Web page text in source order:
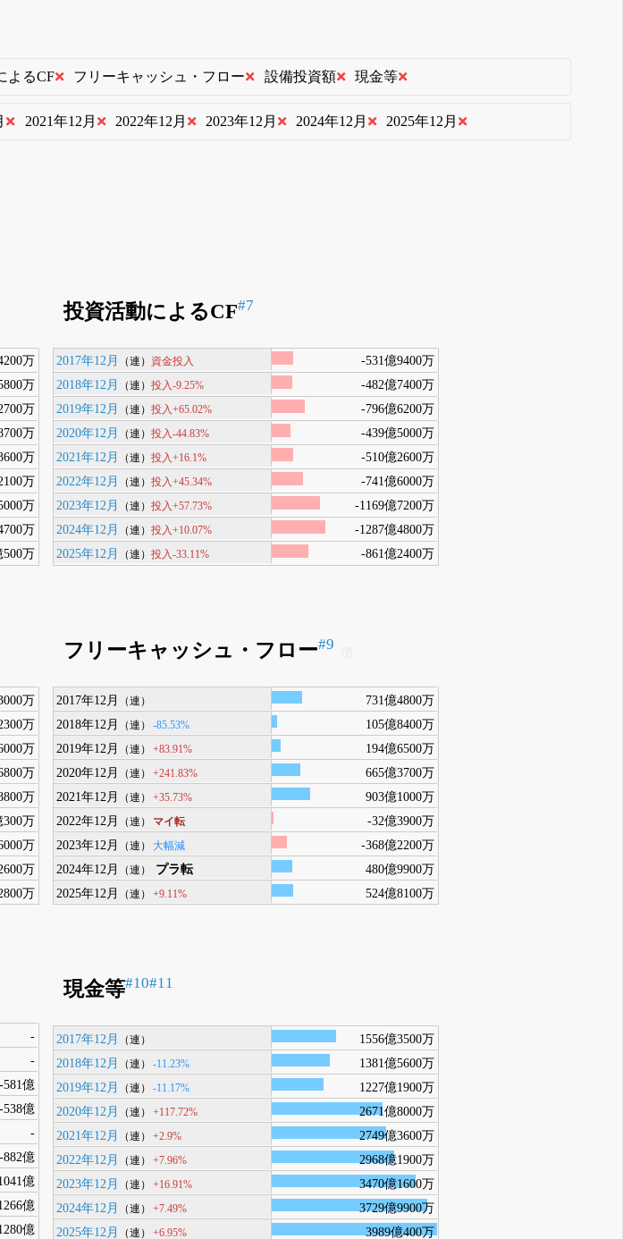
よるCF フリーキャッシュ・フロー 設備投資額 現金等
2021年12月 2022年12月 2023年12月 2024年12月 2025年12月
万
万
万
万
万
万
万
万
500万
投資活動によるCF#7
2017年12月 （連） 資金投入
-531億9400万
2018年12月
（連）投入-9.25%
-482億7400万
2019年12月
（連）投入+65.02%
-796億6200万
2020年12月
（連）投入-44.83%
-439億5000万
2021年12月
（連）投入+16.1%
-510億2600万
2022年12月
（連）投入+45.34%
-741億6000万
2023年12月
（連）投入+57.73%
-1169億7200万
2024年12月
（連）投入+10.07%
-1287億4800万
2025年12月
（連）投入-33.11% -861億2400万
万
万
万
万
万
300万
万
万
万
フリーキャッシュ・フロー#9
2017年12月 （連）
731億4800万
2018年12月
（連） -85.53%
105億8400万
2019年12月
（連） +83.91%
194億6500万
2020年12月
（連） +241.83%
665億3700万
2021年12月
（連） +35.73%
903億1000万
2022年12月
（連） マイ転
-32億3900万
2023年12月
（連） 大幅減
-368億2200万
2024年12月
（連） プラ転
480億9900万
2025年12月
（連） +9.11% 524億8100万
-
-
-581億
-538億
-
-882億
億
億
億
現金等#10#11
2017年12月 （連）
1556億3500万
2018年12月
（連） -11.23%
1381億5600万
2019年12月
（連） -11.17%
1227億1900万
2020年12月
（連） +117.72%
2671億8000万
2021年12月
（連） +2.9%
2749億3600万
2022年12月
（連） +7.96%
2968億1900万
2023年12月
（連） +16.91%
3470億1600万
2024年12月
（連） +7.49%
3729億9900万
2025年12月
（連） +6.95% 3989億400万